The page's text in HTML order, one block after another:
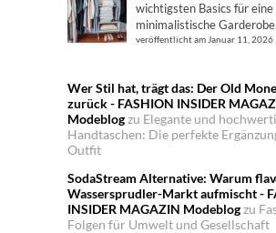
wichtigsten Basics für eine
minimalistische Garderobe
veröffentlicht am Januar 11, 2026
Wer Stil hat, trägt das: Der Old
zurück - FASHION INSIDER
Modeblogzu Elegante und
Handtaschen: Die perfekte
Outfit
SodaStream Alternative: Warum
Wassersprudler-Markt aufmischt -
INSIDER MAGAZIN Modeblogzu
Folgen für Umwelt und Gesellschaft